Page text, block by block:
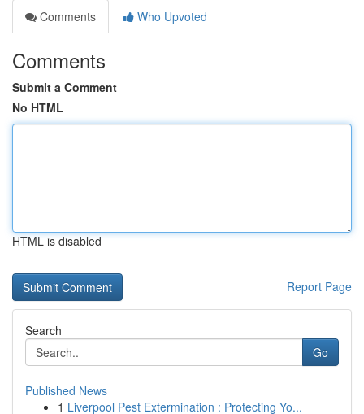
Comments
Who Upvoted
Comments
Submit a Comment
No HTML
HTML is disabled
Report Page
Search
Go
Published News
1 Liverpool Pest Extermination : Protecting Yo...